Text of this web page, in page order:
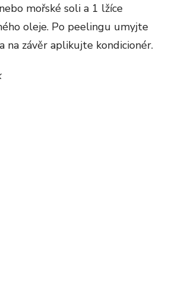
mořské soli a 1 lžíce
oleje. Po peelingu umyjte
na závěr aplikujte kondicionér.